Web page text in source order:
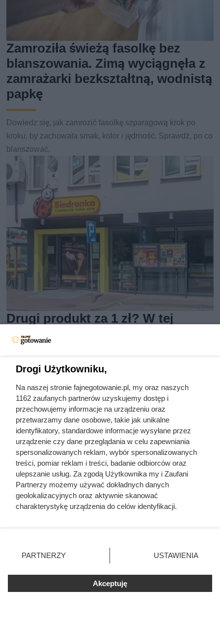
Zamroziła świeżą fasolkę bez
blanszowania. Zimą wyciągnęła z
zamrażarki bezkształtną, wodnistą
papkę
Dowiedz się, jak zamrozić fasolkę szparagową krok po
kroku, by zachowała smak, kolor i jędrność. Sprawdź, po co
blanszować.
Drugi produkt za 1 zł? W tej
promocji Biedronka szybko
wprowadziła ograniczenie do 4
paczek
W Biedronce przez cały tydzień trwa super promocja.
Druga sztuka kosztuje tylko 1 zł, a oprócz tego
zaoszczędzisz nawet do 90%.
Carrefour szaleje z promocjami.
Drogi Użytkowniku,
Na naszej stronie fajnegotowanie.pl, my oraz naszych
1162 zaufanych partnerów uzyskujemy dostęp i
przechowujemy informacje na urządzeniu oraz
przetwarzamy dane osobowe, takie jak unikalne
identyfikatory, standardowe informacje wysyłane przez
urządzenie czy dane przeglądania w celu zapewniania
spersonalizowanych reklam, wybór spersonalizowanych
treści, pomiar reklam i treści, badanie odbiorców oraz
ulepszanie usług. Za zgodą Użytkownika my i Zaufani
Partnerzy możemy używać dokładnych danych
geolokalizacyjnych oraz aktywnie skanować
charakterystykę urządzenia do celów identyfikacji.
zmienić/wycofać klikając przycisk ustawień prywatności
znajdujący się w lewym dolnym rogu strony
rodzaje przetwarzania danych nie wymagają zgody
użytkownika, ale masz prawo sprzeciwić się takiemu
przetwarzaniu. Preferencje będą miały zastosowania tylko
PARTNERZY USTAWIENIA
Akceptuję